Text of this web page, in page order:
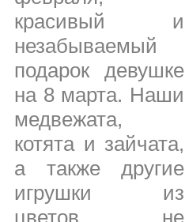
красивый и
незабываемый
подарок девушке
на 8 марта. Наши
медвежата,
котята и зайчата,
а также другие
игрушки из
цветов не